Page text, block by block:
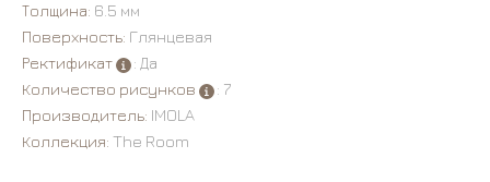
Толщина: 6.5 мм
Поверхность: Глянцевая
Ректификат
: Да
Количество рисунков
: 7
Производитель: IMOLA
Коллекция: The Room